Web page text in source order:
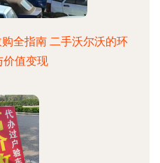
全指南 二手沃尔沃的环
价值变现